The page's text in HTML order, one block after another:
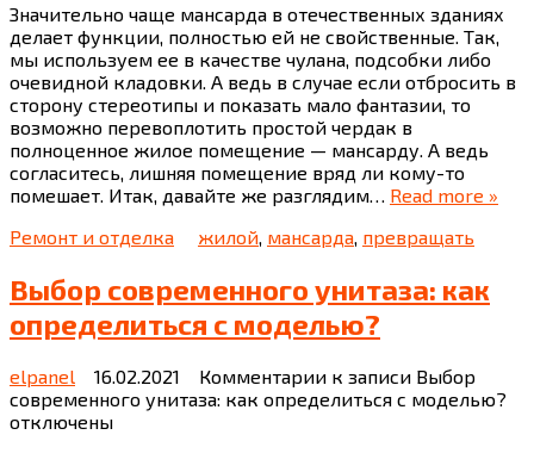
Значительно чаще мансарда в отечественных зданиях
делает функции, полностью ей не свойственные. Так,
мы используем ее в качестве чулана, подсобки либо
очевидной кладовки. А ведь в случае если отбросить в
сторону стереотипы и показать мало фантазии, то
возможно перевоплотить простой чердак в
полноценное жилое помещение — мансарду. А ведь
согласитесь, лишняя помещение вряд ли кому-то
помешает. Итак, давайте же разглядим… Read more »
Ремонт и отделка
жилой, мансарда, превращать
Выбор современного унитаза: как
определиться с моделью?
elpanel 16.02.2021 Комментарии к записи Выбор
современного унитаза: как определиться с моделью?
отключены